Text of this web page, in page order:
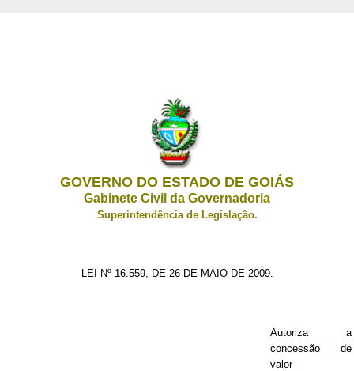
GOVERNO DO ESTADO DE GOIÁS
Gabinete Civil da Governadoria
Superintendência de Legislação.
LEI Nº 16.559, DE 26 DE MAIO DE 2009.
Autoriza a
concessão de
valor